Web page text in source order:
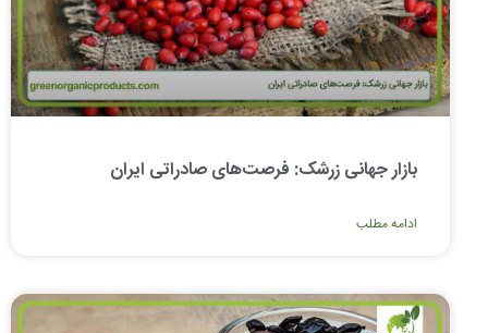
بازار جهانی زرشک: فرصت‌های صادراتی ایران
ادامه مطلب